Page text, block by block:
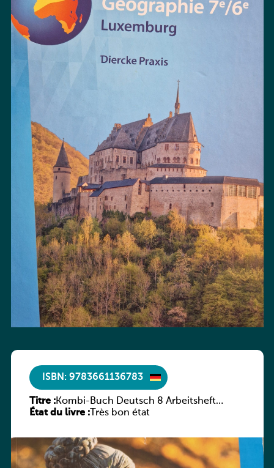
ISBN: 9783661136783
Titre :Kombi-Buch Deutsch 8 Arbeitsheft
(Neue Ausgabe Luxemburg)
État du livre :Très bon état